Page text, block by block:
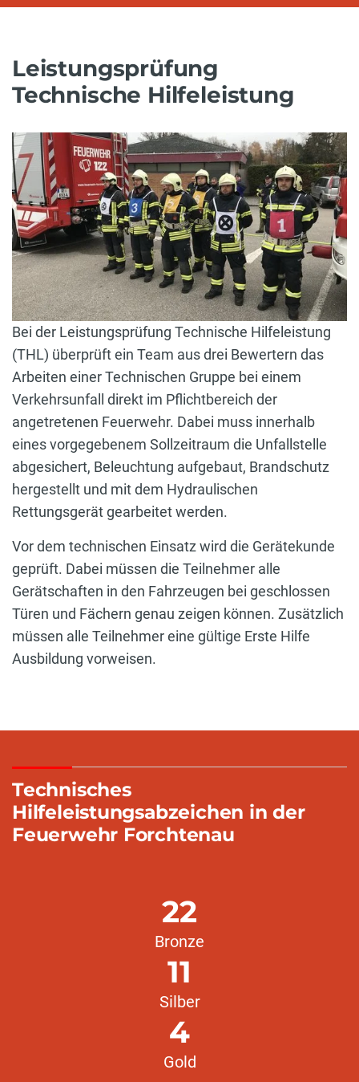
Leistungsprüfung
Technische Hilfeleistung
Bei der Leistungsprüfung Technische Hilfeleistung
(THL) überprüft ein Team aus drei Bewertern das
Arbeiten einer Technischen Gruppe bei einem
Verkehrsunfall direkt im Pflichtbereich der
angetretenen Feuerwehr. Dabei muss innerhalb
eines vorgegebenem Sollzeitraum die Unfallstelle
abgesichert, Beleuchtung aufgebaut, Brandschutz
hergestellt und mit dem Hydraulischen
Rettungsgerät gearbeitet werden.
Vor dem technischen Einsatz wird die Gerätekunde
geprüft. Dabei müssen die Teilnehmer alle
Gerätschaften in den Fahrzeugen bei geschlossen
Türen und Fächern genau zeigen können. Zusätzlich
müssen alle Teilnehmer eine gültige Erste Hilfe
Ausbildung vorweisen.
Technisches
Hilfeleistungsabzeichen in der
Feuerwehr Forchtenau
22
Bronze
11
Silber
4
Gold